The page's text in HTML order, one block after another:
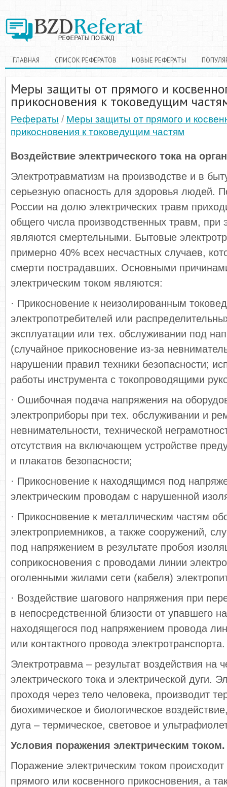
ГЛАВНАЯ СПИСОК РЕФЕРАТОВ НОВЫЕ РЕФЕРАТЫ
Меры защиты от прямого и
прикосновения к токоведущим
Рефераты / Меры защиты от прямого и
прикосновения к токоведущим частям
Воздействие электрического тока на
Электротравматизм на производстве и в
серьезную опасность для здоровья людей.
России на долю электрических травм
общего числа производственных травм, при
являются смертельными. Бытовые
примерно 40% всех несчастных случаев,
смерти пострадавших. Основными
электрическим током являются:
· Прикосновение к неизолированным
электропотребителей или
эксплуатации или тех. обслуживании под
(случайное прикосновение из-за
нарушении правил техники безопасности;
работы инструмента с токопроводящими
· Ошибочная подача напряжения на
электроприборы при тех. обслуживании и
невнимательности, технической
отсутствия на включающем устройстве
и плакатов безопасности;
· Прикосновение к находящимся под
электрическим проводам с нарушенной
· Прикосновение к металлическим частям
электроприемников, а также сооружений,
под напряжением в результате пробоя
соприкосновения с проводами линии
оголенными жилами сети (кабеля)
· Воздействие шагового напряжения при
в непосредственной близости от упавшего
находящегося под напряжением провода
или контактного провода электротранспорта.
Электротравма – результат воздействия на
электрического тока и электрической дуги.
проходя через тело человека, производит
биохимическое и биологическое
дуга – термическое, световое и
Условия поражения электрическим током.
Поражение электрическим током происходит
прямого или косвенного прикосновения, а